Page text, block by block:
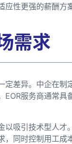
应性更强的薪酬方
需求
差异。中企在制
服务商通常具
吸引技术型人才
同时控制用工成本